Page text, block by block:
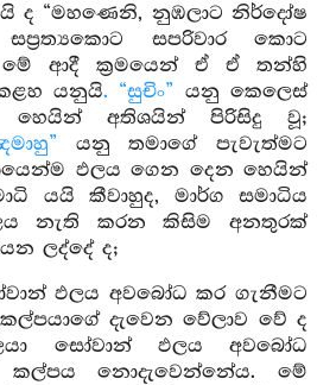
ද “මහණෙනි, නුඹලාට නිර්දෝෂ
සපරිවාර කොට
ආදී ක්‍රමයෙන් ඒ ඒ තන්හි
කළහ යනුයි. “සුචිං” යනු කෙලෙස්
හෙයින් අතිශයින් පිරිසිදු වූ;
යනු තමාගේ පැවැත්මට
ඵලය ගෙන දෙන හෙයින්
යයි කීවාහුද, මාර්ග සමාධිය
නැති කරන කිසිම අනතුරක්
ලද්දේ ද;
ඵලය අවබෝධ කර ගැනීමට
දැවෙන වේලාව වේ ද
සෝවාන් ඵලය අවබෝධ
නොදැවෙන්නේය. මේ